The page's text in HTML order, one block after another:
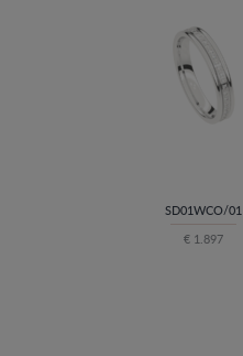
SD01WCO/01
€ 1.897